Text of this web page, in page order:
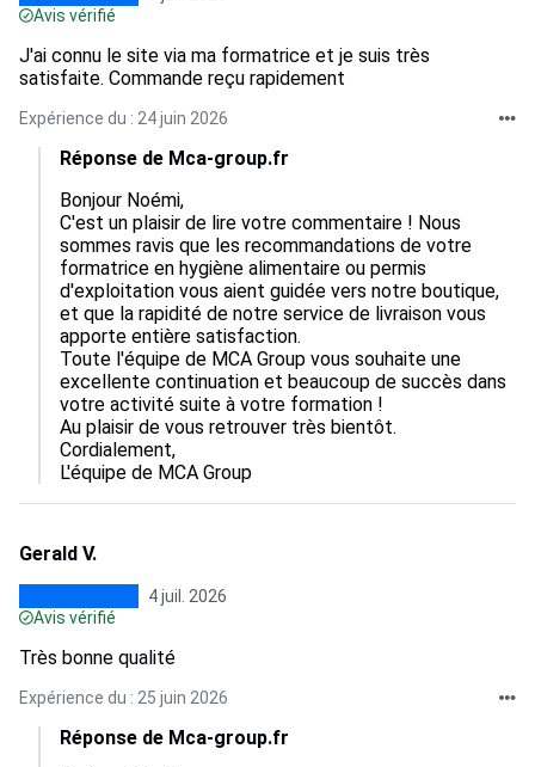
Avis vérifié
J'ai connu le site via ma formatrice et je suis très
satisfaite. Commande reçu rapidement
Expérience du : 24 juin 2026
Réponse de Mca-group.fr
Bonjour Noémi,
C'est un plaisir de lire votre commentaire ! Nous
sommes ravis que les recommandations de votre
formatrice en hygiène alimentaire ou permis
d'exploitation vous aient guidée vers notre boutique,
et que la rapidité de notre service de livraison vous
apporte entière satisfaction.
Toute l'équipe de MCA Group vous souhaite une
excellente continuation et beaucoup de succès dans
votre activité suite à votre formation !
Au plaisir de vous retrouver très bientôt.
Cordialement,
L'équipe de MCA Group
Gerald V.
4 juil. 2026
Avis vérifié
Très bonne qualité
Expérience du : 25 juin 2026
Réponse de Mca-group.fr